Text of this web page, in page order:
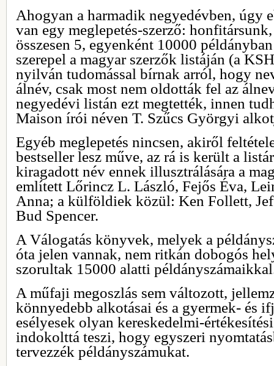
Ahogyan a harmadik negyedévben, úgy
van egy meglepetés-szerző:
összesen 5, egyenként 10000
szerepel a magyar szerzők listáján (a
nyilván tudomással bírnak arról, hogy
álnév, csak most nem oldották fel az
negyedévi listán ezt megtették, innen
Maison írói néven T. Szűcs Györgyi
Egyéb meglepetés nincsen, akiről
bestseller lesz műve, az rá is került a
kiragadott név ennek illusztrálására a
említett Lőrincz L. László, Fejős Éva,
Anna; a külföldiek közül: Ken Follett,
Bud Spencer.
A Válogatás könyvek, melyek a
óta jelen vannak, nem ritkán dobogós
szorultak 15000 alatti
A műfaji megoszlás sem változott,
könnyedebb alkotásai és a gyermek- és
esélyesek olyan kereskedelmi-
indokolttá teszi, hogy egyszeri
tervezzék példányszámukat.